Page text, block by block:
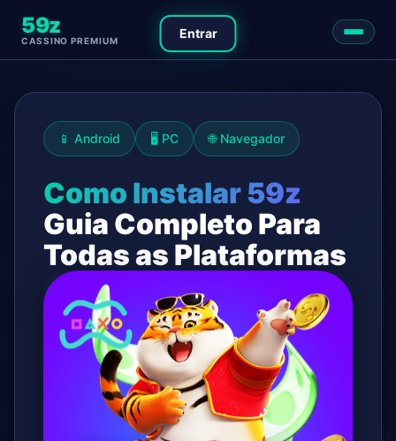
59z
CASSINO PREMIUM Entrar
📱 Android 🖥️ PC 🌐 Navegador
Como Instalar 59z
Guia Completo Para
Todas as Plataformas